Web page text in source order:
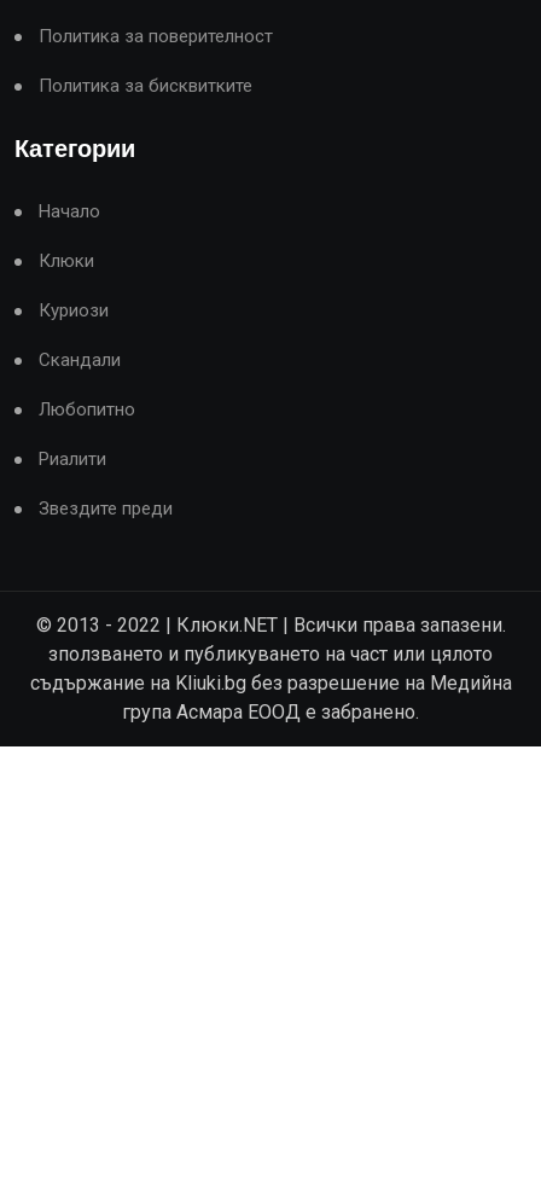
Политика за поверителност
Политика за бисквитките
Категории
Начало
Клюки
Куриози
Скандали
Любопитно
Риалити
Звездите преди
© 2013 - 2022 | Клюки.NET | Всички права запазени.
зползването и публикуването на част или цялото
съдържание на Kliuki.bg без разрешение на Медийна
група Асмара ЕООД е забранено.